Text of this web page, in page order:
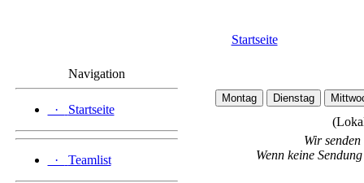
Startseite
Navigation
· Startseite
· Teamlist
Montag Dienstag
Wir
Wenn keine